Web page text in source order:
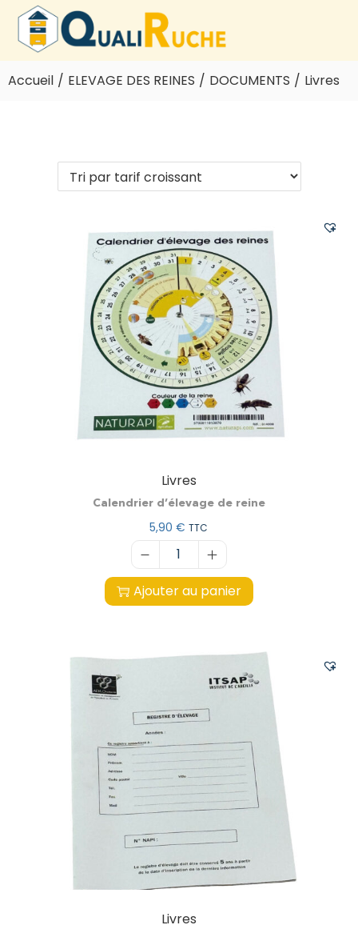
Accueil / ELEVAGE DES REINES / DOCUMENTS / Livres
Livres
Calendrier d’élevage de reine
5,90€ TTC
Ajouter au panier
Livres